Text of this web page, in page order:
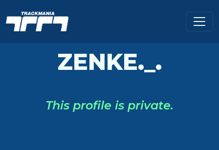
ZENKE._.
This profile is private.